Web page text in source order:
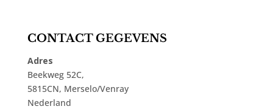
CONTACT GEGEVENS
Adres
Beekweg 52C,
5815CN, Merselo/Venray
Nederland